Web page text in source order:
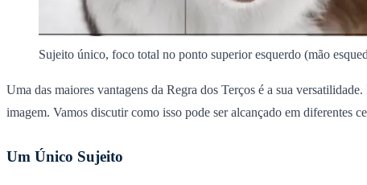
Sujeito único, foco total no ponto superior esquerdo (mão
Uma das maiores vantagens da Regra dos Terços é a sua
imagem. Vamos discutir como isso pode ser alcançado em diferentes
Um Único Sujeito